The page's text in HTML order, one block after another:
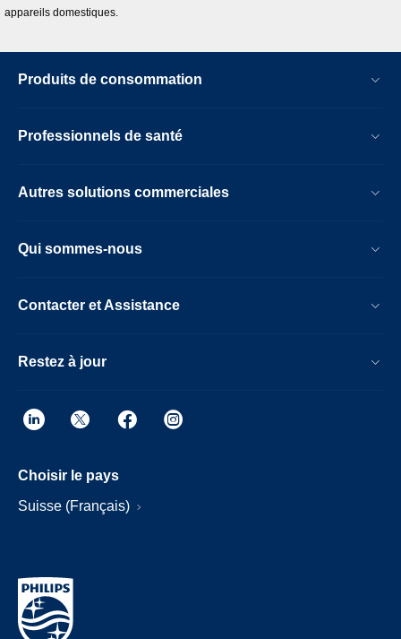
appareils domestiques.
Produits de consommation
Professionnels de santé
Autres solutions commerciales
Qui sommes-nous
Contacter et Assistance
Restez à jour
Choisir le pays
Suisse (Français)